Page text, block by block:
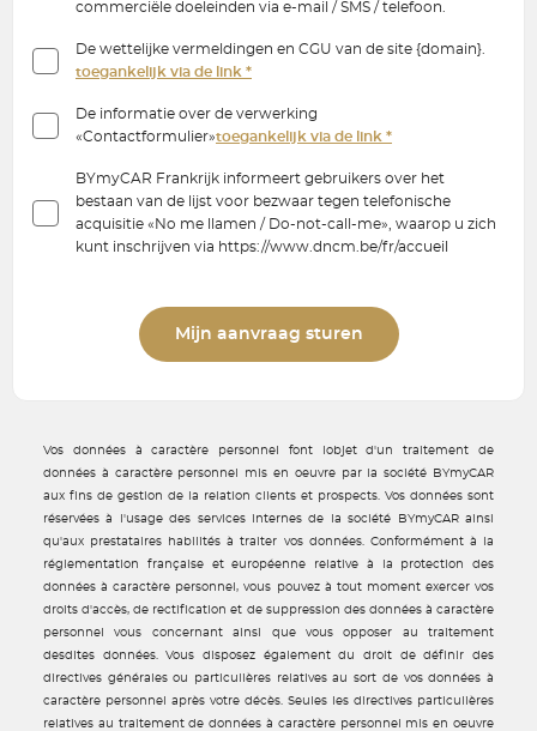
commerciële doeleinden via e-mail / SMS / telefoon.
De wettelijke vermeldingen en CGU van de site {domain}.
toegankelijk via de link *
De informatie over de verwerking
«Contactformulier»toegankelijk via de link *
BYmyCAR Frankrijk informeert gebruikers over het
bestaan van de lijst voor bezwaar tegen telefonische
acquisitie «No me llamen / Do-not-call-me», waarop u zich
kunt inschrijven via https://www.dncm.be/fr/accueil
Mijn aanvraag sturen
Vos données à caractère personnel font lobjet d'un traitement de
données à caractère personnel mis en oeuvre par la société BYmyCAR
aux fins de gestion de la relation clients et prospects. Vos données sont
réservées à l'usage des services internes de la société BYmyCAR ainsi
qu'aux prestataires habilités à traiter vos données. Conformément à la
réglementation française et européenne relative à la protection des
données à caractère personnel, vous pouvez à tout moment exercer vos
droits d'accès, de rectification et de suppression des données à caractère
personnel vous concernant ainsi que vous opposer au traitement
desdites données. Vous disposez également du droit de définir des
directives générales ou particulières relatives au sort de vos données à
caractère personnel après votre décès. Seules les directives particulières
relatives au traitement de données à caractère personnel mis en oeuvre